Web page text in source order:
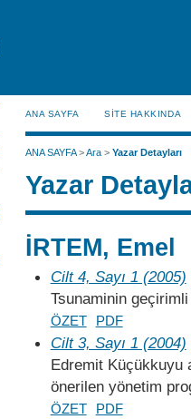
ANA SAYFA SİTE HAKKINDA
ANA SAYFA>Ara> Yazar Detayları
Yazar
İRTEM, Emel
Cilt 4, Sayı 1 (2005)
Tsunaminin
ÖZET PDF
Cilt 3, Sayı 1 (2004)
Edremit Küçükkuyu
önerilen yönetim
ÖZET PDF